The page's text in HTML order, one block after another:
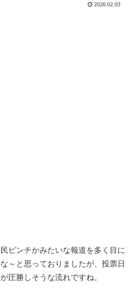
2026.02.03
ピンチかみたいな報道を多く目に
～と思っておりましたが、投票日
圧勝しそうな流れですね。